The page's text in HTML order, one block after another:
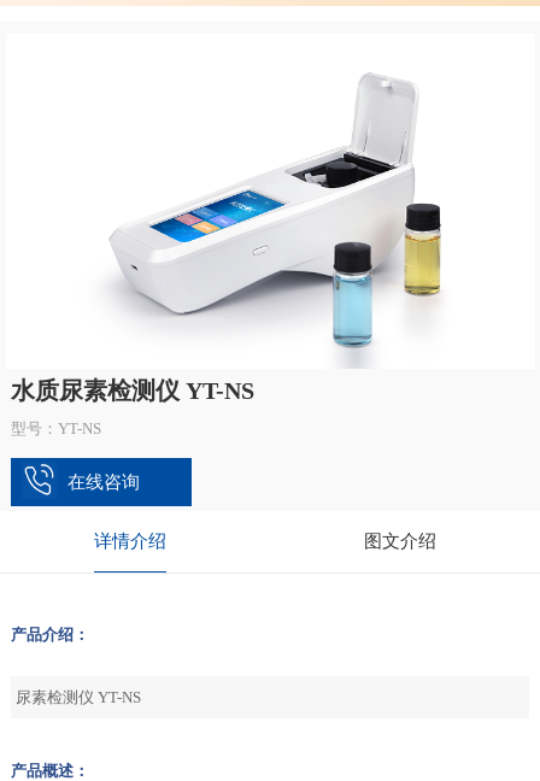
水质尿素检测仪 YT-NS
型号：YT-NS
在线咨询
详情介绍 图文介绍
产品介绍：
尿素检测仪 YT-NS
产品概述：